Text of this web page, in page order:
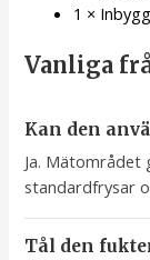
1 ×
Vanliga
Kan den
Ja. Mätområdet
standardfrysar
Tål den